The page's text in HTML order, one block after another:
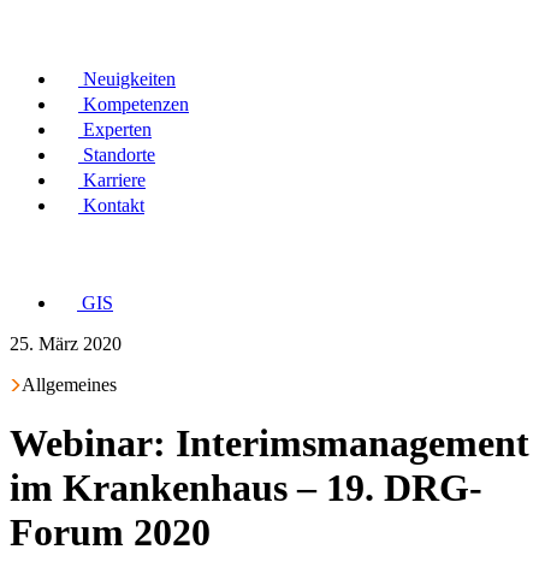
Neuigkeiten
Kompetenzen
Experten
Standorte
Karriere
Kontakt
GIS
25. März 2020
Allgemeines
Webinar: Interimsmanagement
im Krankenhaus – 19. DRG-
Forum 2020